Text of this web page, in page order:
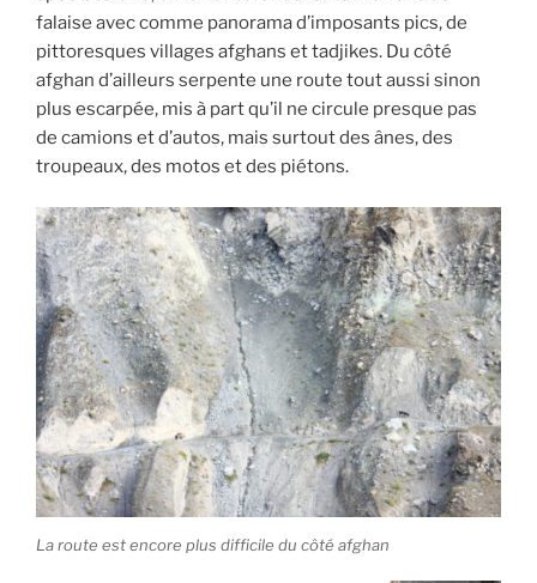
falaise avec comme panorama d’imposants pics, de
pittoresques villages afghans et tadjikes. Du côté
afghan d’ailleurs serpente une route tout aussi sinon
plus escarpée, mis à part qu’il ne circule presque pas
de camions et d’autos, mais surtout des ânes, des
troupeaux, des motos et des piétons.
La route est encore plus difficile du côté afghan